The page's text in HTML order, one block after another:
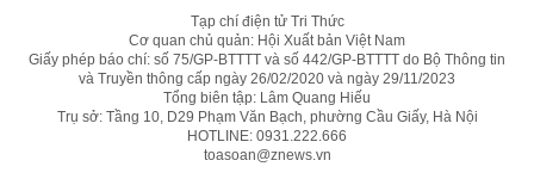
Tạp chí điện tử Tri Thức
Cơ quan chủ quản: Hội Xuất bản Việt Nam
Giấy phép báo chí: số 75/GP-BTTTT và số 442/GP-BTTTT do Bộ Thông tin
và Truyền thông cấp ngày 26/02/2020 và ngày 29/11/2023
Tổng biên tập: Lâm Quang Hiếu
Trụ sở: Tầng 10, D29 Phạm Văn Bạch, phường Cầu Giấy, Hà Nội
HOTLINE: 0931.222.666
toasoan@znews.vn